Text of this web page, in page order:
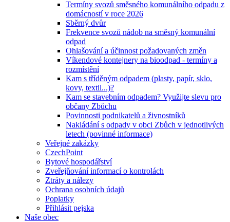
Termíny svozů směsného komunálního odpadu z
domácností v roce 2026
Sběrný dvůr
Frekvence svozů nádob na směsný komunální
odpad
Ohlašování a účinnost požadovaných změn
Víkendové kontejnery na bioodpad - termíny a
rozmístění
Kam s tříděným odpadem (plasty, papír, sklo,
kovy, textil...)?
Kam se stavebním odpadem? Využijte slevu pro
občany Zbůchu
Povinnosti podnikatelů a živnostníků
Nakládání s odpady v obci Zbůch v jednotlivých
letech (povinné informace)
Veřejné zakázky
CzechPoint
Bytové hospodářství
Zveřejňování informací o kontrolách
Ztráty a nálezy
Ochrana osobních údajů
Poplatky
Přihlásit pejska
Naše obec